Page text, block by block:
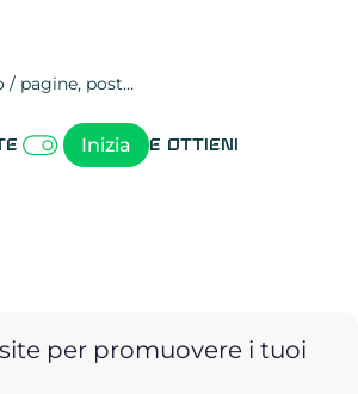
/ pagine, post…
Inizia e ottieni
per promuovere i tuoi